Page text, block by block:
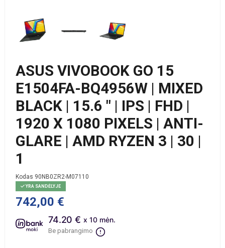
ASUS VIVOBOOK GO 15
E1504FA-BQ4956W | MIXED
BLACK | 15.6 " | IPS | FHD |
1920 X 1080 PIXELS | ANTI-
GLARE | AMD RYZEN 3 | 30 |
1
Kodas 90NB0ZR2-M07110
YRA SANDĖLYJE
742,00 €
74.20 € x 10 mėn.
Be pabrangimo